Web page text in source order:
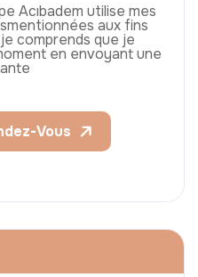
Acıbadem utilise mes
aux fins
comprends que je
en envoyant une
Vous